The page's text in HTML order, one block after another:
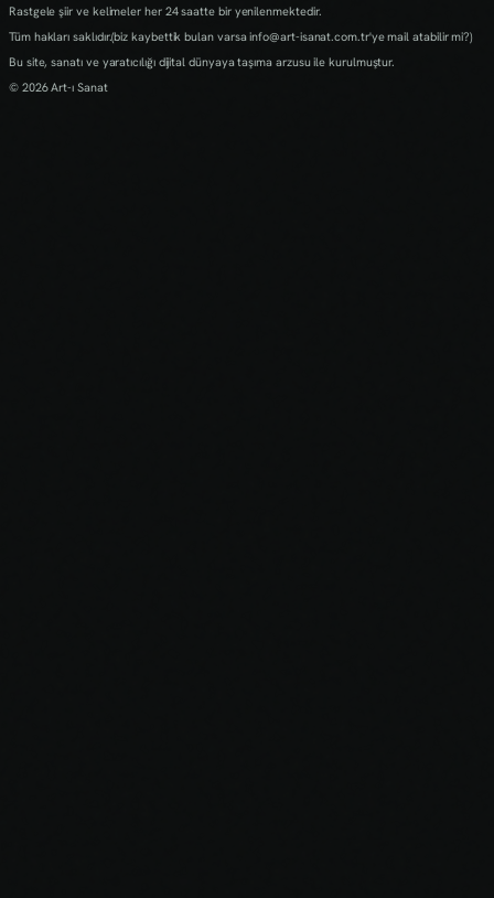
Rastgele şiir ve kelimeler her 24 saatte bir yenilenmektedir.
Tüm hakları saklıdır.(biz kaybettik bulan varsa info@art-isanat.com.tr'ye mail atabilir mi?)
Bu site, sanatı ve yaratıcılığı dijital dünyaya taşıma arzusu ile kurulmuştur.
© 2026 Art-ı Sanat